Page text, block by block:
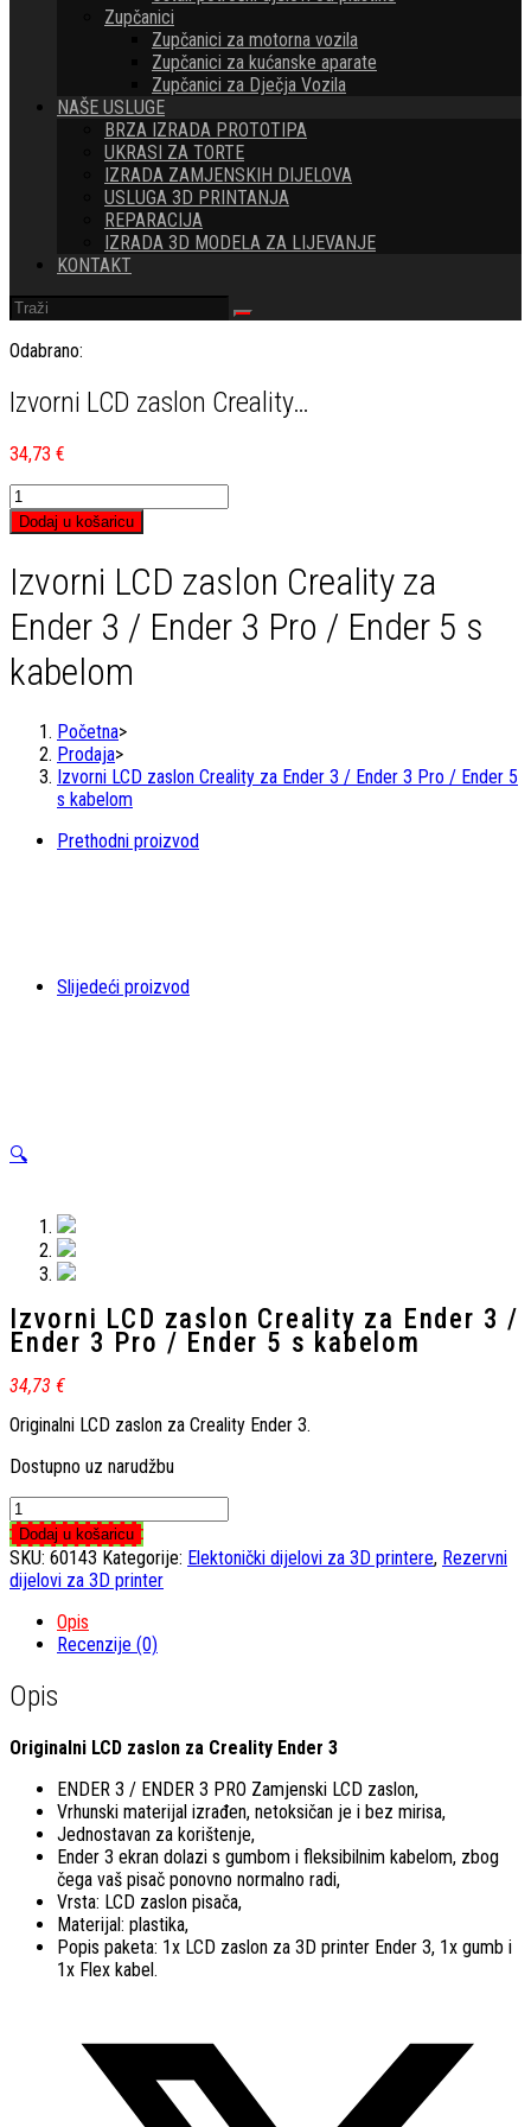
Zupčanici
Zupčanici za motorna vozila
Zupčanici za kućanske aparate
Zupčanici za Dječja Vozila
NAŠE USLUGE
BRZA IZRADA PROTOTIPA
UKRASI ZA TORTE
IZRADA ZAMJENSKIH DIJELOVA
USLUGA 3D PRINTANJA
REPARACIJA
IZRADA 3D MODELA ZA LIJEVANJE
KONTAKT
Odabrano:
Izvorni LCD zaslon Creality…
34,73 €
Izvorni
LCD
zaslon
za
3
/
Ender
Ender
kabelom
količina
Dodaj u košaricu
Izvorni LCD zaslon Creality za
Ender 3 / Ender 3 Pro / Ender 5 s
kabelom
Početna>
Prodaja>
Izvorni LCD zaslon Creality za Ender 3 / Ender 3 Pro / Ender 5
s kabelom
Prethodni proizvod
Slijedeći proizvod
🔍
Izvorni LCD zaslon Creality za Ender 3 /
Ender 3 Pro / Ender 5 s kabelom
34,73 €
Originalni LCD zaslon za Creality Ender 3.
Dostupno uz narudžbu
Izvorni
LCD
zaslon
Creality
za
Ender
Ender
3
/
kabelom
količina
Dodaj u košaricu
SKU: 60143 Kategorije: Elektonički dijelovi za 3D printere, Rezervni
dijelovi za 3D printer
Opis
Recenzije (0)
Opis
Originalni LCD zaslon za Creality Ender 3
ENDER 3 / ENDER 3 PRO Zamjenski LCD zaslon,
Vrhunski materijal izrađen, netoksičan je i bez mirisa,
Jednostavan za korištenje,
Ender 3 ekran dolazi s gumbom i fleksibilnim kabelom, zbog
čega vaš pisač ponovno normalno radi,
Vrsta: LCD zaslon pisača,
Materijal: plastika,
Popis paketa: 1x LCD zaslon za 3D printer Ender 3, 1x gumb i
1x Flex kabel.